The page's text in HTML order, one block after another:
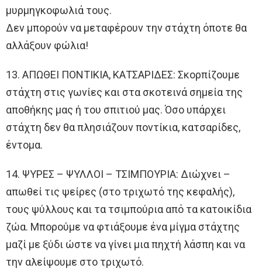
μυρμηγκοφωλιά τους.
Δεν μπορούν να μεταφέρουν την στάχτη όποτε θα
αλλάξουν φώλια!
13. ΑΠΩΘΕΙ ΠΟΝΤΙΚΙΑ, ΚΑΤΣΑΡΙΔΕΣ: Σκορπίζουμε
στάχτη στις γωνίες και στα σκοτεινά σημεία της
αποθήκης μας ή του σπιτιού μας. Όσο υπάρχει
στάχτη δεν θα πλησιάζουν ποντίκια, κατσαρίδες,
έντομα.
14. ΨΥΡΕΣ – ΨΥΛΛΟΙ – ΤΣΙΜΠΟΥΡΙΑ: Διώχνει –
απωθεί τις ψείρες (στο τριχωτό της κεφαλής),
τους ψύλλους και τα τσιμπούρια από τα κατοικίδια
ζώα. Μπορούμε να φτιάξουμε ένα μίγμα στάχτης
μαζί με ξύδι ώστε να γίνει μια πηχτή λάσπη και να
την αλείψουμε στο τριχωτό.